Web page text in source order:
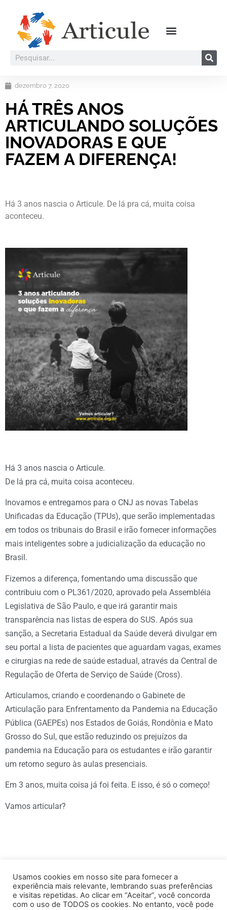
dezembro 7, 2020
HÁ TRÊS ANOS
ARTICULANDO SOLUÇÕES
INOVADORAS E QUE
FAZEM A DIFERENÇA!
Há 3 anos nascia o Articule. De lá pra cá, muita coisa
aconteceu.
Há 3 anos nascia o Articule.
De lá pra cá, muita coisa aconteceu.
Inovamos e entregamos para o CNJ as novas Tabelas
Unificadas da Educação (TPUs), que serão implementadas
em todos os tribunais do Brasil e irão fornecer informações
mais inteligentes sobre a judicialização da educação no
Brasil.
Fizemos a diferença, fomentando uma discussão que
contribuiu com o PL361/2020, aprovado pela Assembléia
Legislativa de São Paulo, e que irá garantir mais
transparência nas listas de espera do SUS. Após sua
sanção, a Secretaria Estadual da Saúde deverá divulgar em
seu portal a lista de pacientes que aguardam vagas, exames
e cirurgias na rede de saúde estadual, através da Central de
Regulação de Oferta de Serviço de Saúde (Cross).
Articulamos, criando e coordenando o Gabinete de
Articulação para Enfrentamento da Pandemia na Educação
Pública (GAEPEs) nos Estados de Goiás, Rondônia e Mato
Grosso do Sul, que estão reduzindo os prejuízos da
pandemia na Educação para os estudantes e irão garantir
um retorno seguro às aulas presenciais.
Em 3 anos, muita coisa já foi feita. E isso, é só o começo!
Vamos articular?
Usamos cookies em nosso site para fornecer a
experiência mais relevante, lembrando suas preferências
e visitas repetidas. Ao clicar em “Aceitar”, você concorda
com o uso de TODOS os cookies. No entanto, você pode